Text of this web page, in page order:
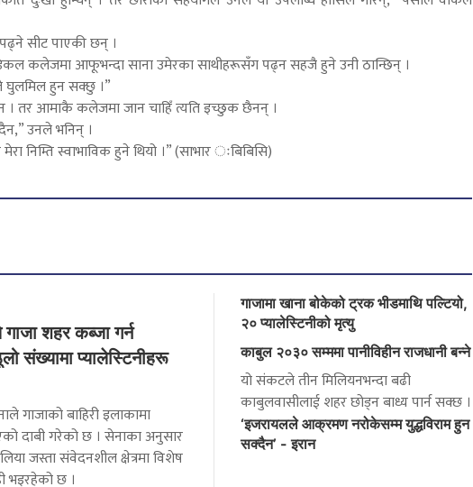
सीट पाएकी छन् ।
कलेजमा आफूभन्दा साना उमेरका साथीहरूसँग पढ्न सहजै हुने उनी ठान्छिन् ।
घुलमिल हुन सक्छु ।”
तर आमाकै कलेजमा जान चाहिँ त्यति इच्छुक छैनन् ।
उनले भनिन् ।
निम्ति स्वाभाविक हुने थियो ।” (साभार ःबिबिसि)
शहर कब्जा गर्न
संख्यामा प्यालेस्टिनीहरू
गाजाको बाहिरी इलाकामा
दाबी गरेको छ । सेनाका अनुसार
जस्ता संवेदनशील क्षेत्रमा विशेष
भइरहेको छ ।
गाजामा खाना बोकेको ट्रक भीडमाथि पल्टियो,
२० प्यालेस्टिनीको मृत्यु
काबुल २०३० सम्ममा पानीविहीन राजधानी बन्ने
यो संकटले तीन मिलियनभन्दा बढी
काबुलवासीलाई शहर छोड्न बाध्य पार्न सक्छ ।
‘इजरायलले आक्रमण नरोकेसम्म युद्धविराम हुन
सक्दैन’ - इरान